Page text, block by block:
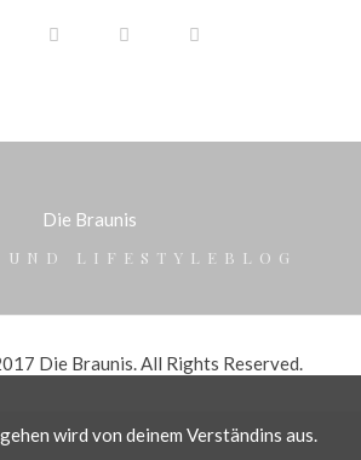
Die Braunis
LIFESTYLEBLOG
Die Braunis. All Rights Reserved.
wird von deinem Verständins aus.